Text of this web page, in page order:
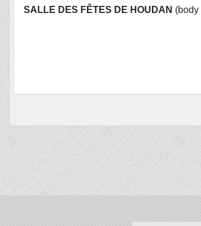
SALLE DES FÊTES DE HOUDAN